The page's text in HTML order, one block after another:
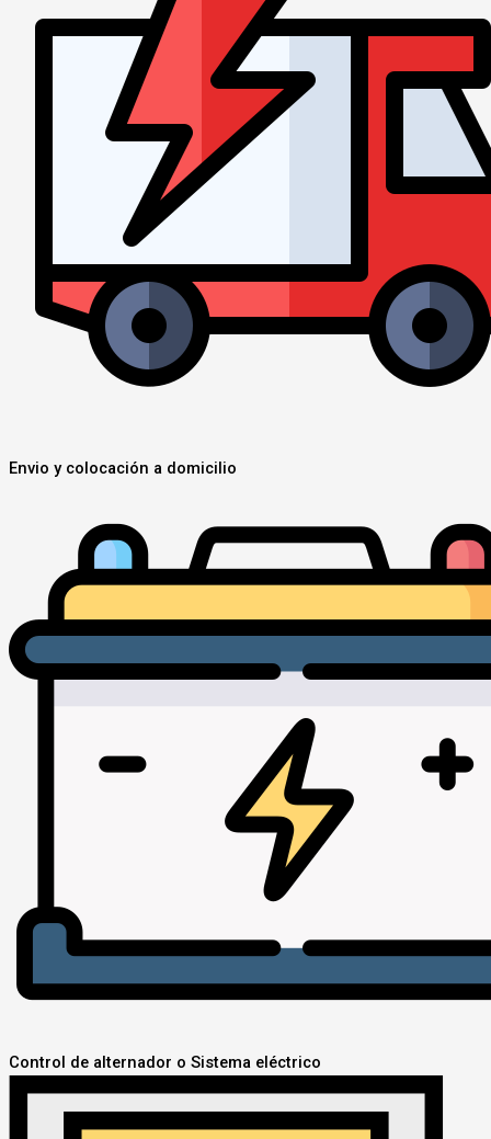
Envio y colocación a domicilio
Control de alternador o Sistema eléctrico